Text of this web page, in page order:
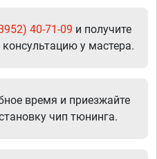
40-71-09 и получите
у мастера.
время и приезжайте
чип тюнинга.